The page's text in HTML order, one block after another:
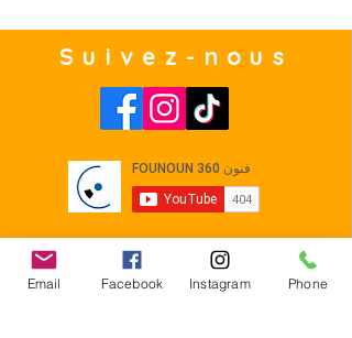
Suivez-nous
Email Facebook Instagram Phone